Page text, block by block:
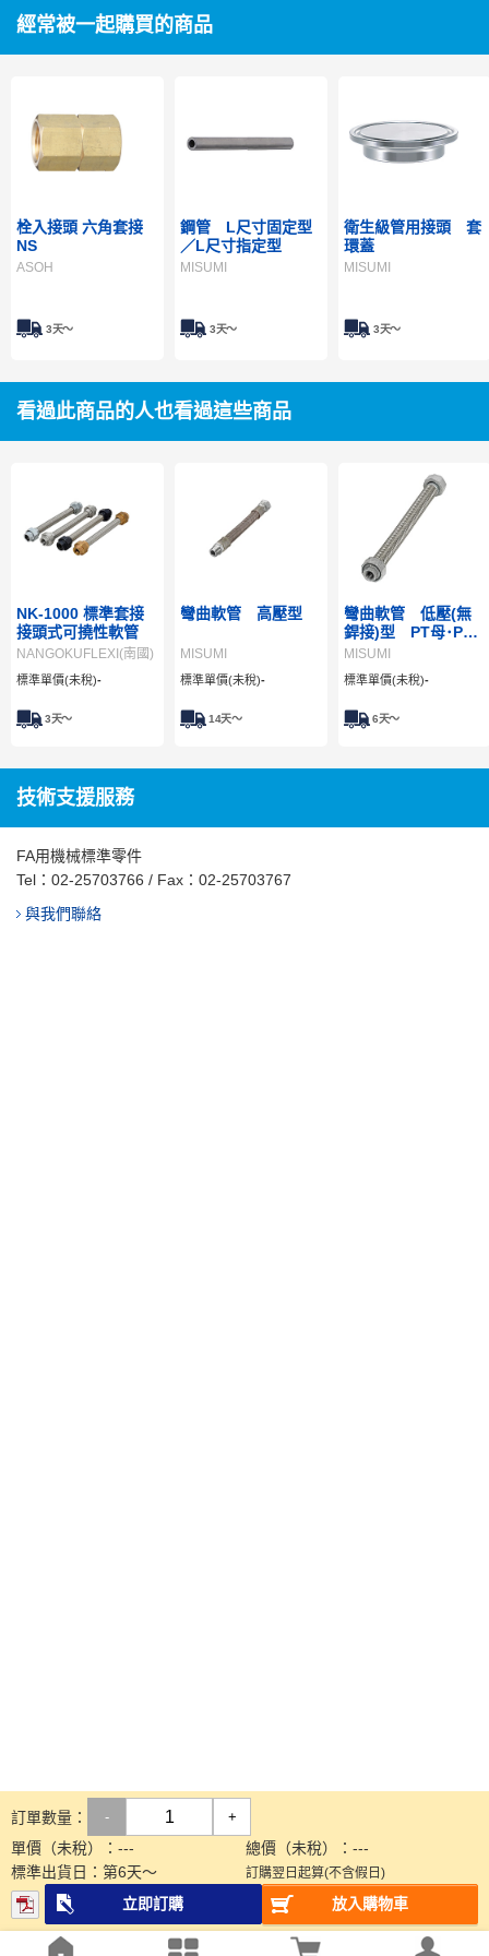
經常被一起購買的商品
栓入接頭 六角套接
NS
ASOH
3天～
鋼管 L尺寸固定型
／L尺寸指定型
MISUMI
3天～
衛生級管用接頭 套
環蓋
MISUMI
3天～
看過此商品的人也看過這些商品
NK-1000 標準套接
接頭式可撓性軟管
NANGOKUFLEXI(南國)
標準單價(未稅)-
3天～
彎曲軟管 高壓型
MISUMI
標準單價(未稅)-
14天～
彎曲軟管 低壓(無
銲接)型 PT母･PT
母
MISUMI
標準單價(未稅)-
6天～
技術支援服務
FA用機械標準零件
Tel： 02-25703766 / Fax：02-25703767
與我們聯絡
訂單數量： - +
單價（未稅）： --- 總價（未稅）： ---
標準出貨日： 第6天～ 訂購翌日起算(不含假日)
立即訂購 放入購物車